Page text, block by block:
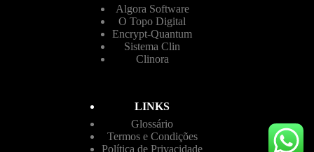
Algora Software
O Topo Digital
Encrypt-Quantum
Sistema Clin
Clinora
LINKS
Glossário
Termos e Condições
Política de Privacidade